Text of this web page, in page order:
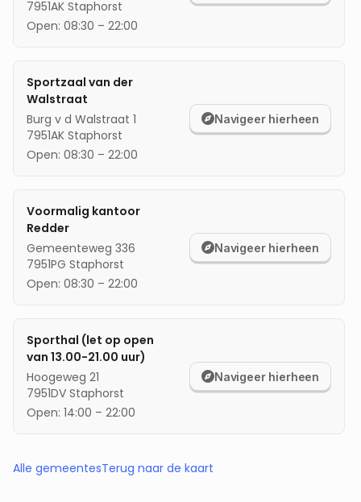
7951AK Staphorst
Open: 08:30 – 22:00
Sportzaal van der
Walstraat
Burg v d Walstraat 1
7951AK Staphorst
Open: 08:30 – 22:00
Navigeer hierheen
Voormalig kantoor
Redder
Gemeenteweg 336
7951PG Staphorst
Open: 08:30 – 22:00
Navigeer hierheen
Sporthal (let op open
van 13.00-21.00 uur)
Hoogeweg 21
7951DV Staphorst
Open: 14:00 – 22:00
Navigeer hierheen
Alle gemeentesTerug naar de kaart